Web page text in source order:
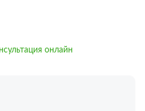
онлайн